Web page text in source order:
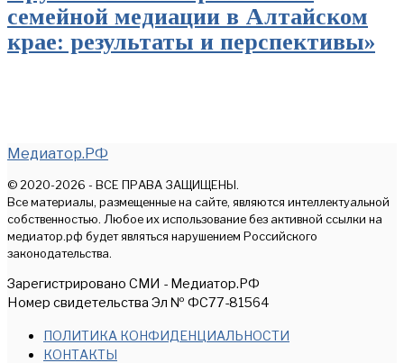
семейной медиации в Алтайском
крае: результаты и перспективы»
Медиатор.РФ
© 2020-2026 - ВСЕ ПРАВА ЗАЩИЩЕНЫ.
Все материалы, размещенные на сайте, являются интеллектуальной
собственностью. Любое их использование без активной ссылки на
медиатор.рф будет являться нарушением Российского
законодательства.
Зарегистрировано СМИ - Медиатор.РФ
Номер свидетельства Эл № ФС77-81564
ПОЛИТИКА КОНФИДЕНЦИАЛЬНОСТИ
КОНТАКТЫ